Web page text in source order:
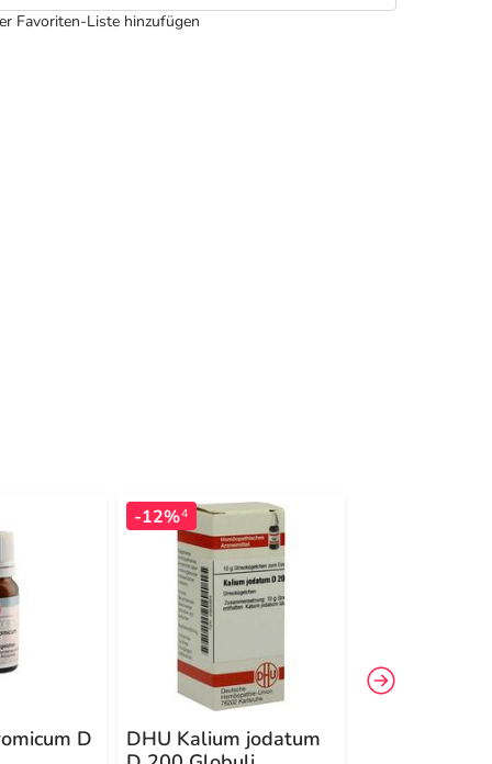
Favoriten-Liste hinzufügen
D
-12%4
DHU Kalium jodatum